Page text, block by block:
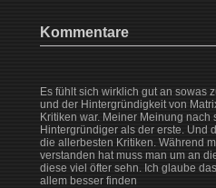
Kommentare
Es fühlt sich wirklich gut an sowas
und der Hintergründigkeit von
Kritiken war. Meiner Meinung
Hintergründiger als der erste. Und
die allerbesten Kritiken. Während
verstanden hat muss man um an
diese viel öfter sehn. Ich glaube
allem besser finden